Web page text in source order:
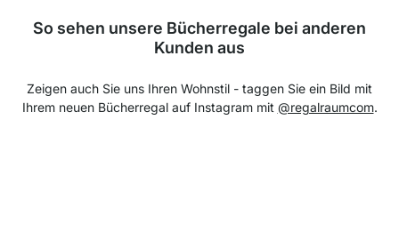
So sehen unsere Bücherregale bei anderen
Kunden aus
Zeigen auch Sie uns Ihren Wohnstil - taggen Sie ein Bild mit
Ihrem neuen Bücherregal auf Instagram mit @regalraumcom.